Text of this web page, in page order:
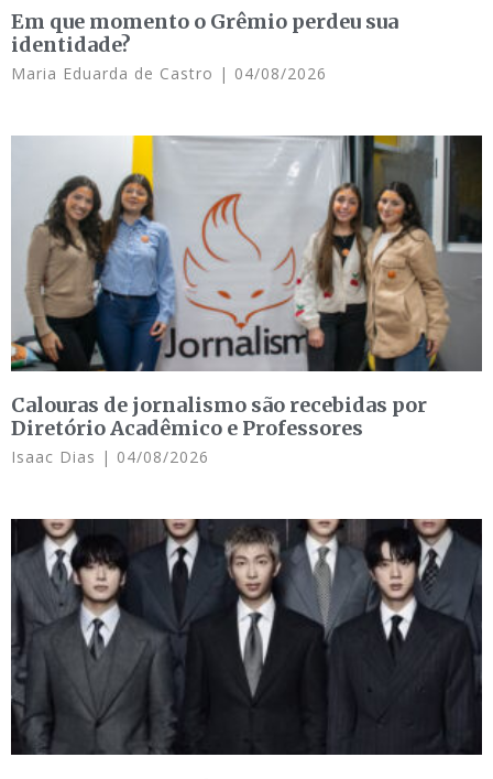
Em que momento o Grêmio perdeu sua
identidade?
Maria Eduarda de Castro 04/08/2026
Calouras de jornalismo são recebidas por
Diretório Acadêmico e Professores
Isaac Dias 04/08/2026